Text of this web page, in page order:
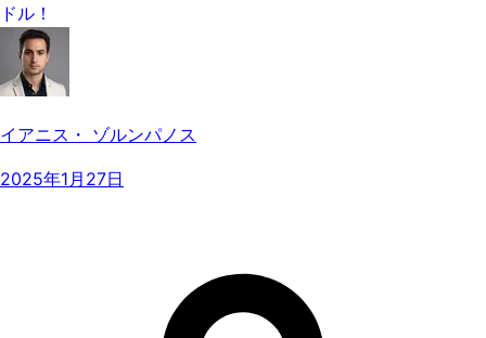
ドル！
イアニス・ ゾルンパノス
2025年1月27日